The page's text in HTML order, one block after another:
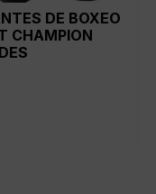
DE BOXEO
CHAMPION